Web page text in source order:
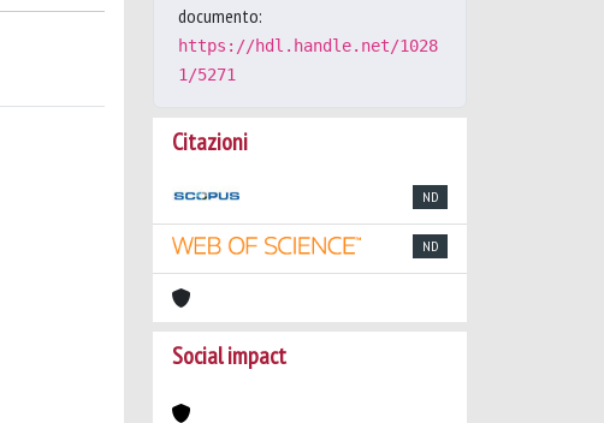
documento:
https://hdl.handle.net/1028
1/5271
Citazioni
ND
ND
Social impact